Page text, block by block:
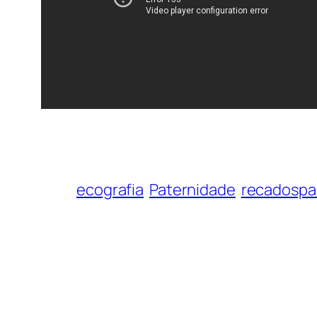
ecografia Paternidade